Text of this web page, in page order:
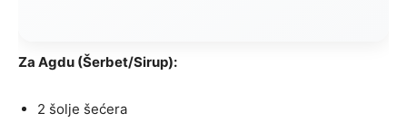
Za Agdu (Šerbet/Sirup):
2 šolje šećera